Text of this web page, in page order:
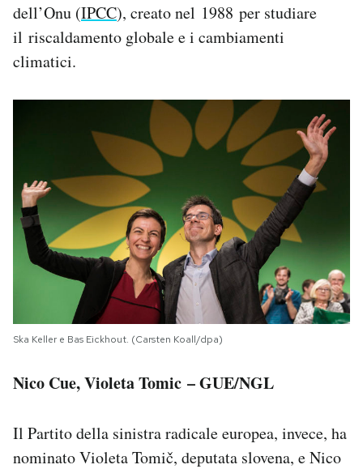
dell’Onu (IPCC), creato nel 1988 per studiare
il riscaldamento globale e i cambiamenti
climatici.
Ska Keller e Bas Eickhout. (Carsten Koall/dpa)
Nico Cue, Violeta Tomic – GUE/NGL
Il Partito della sinistra radicale europea, invece, ha
nominato Violeta Tomič, deputata slovena, e Nico